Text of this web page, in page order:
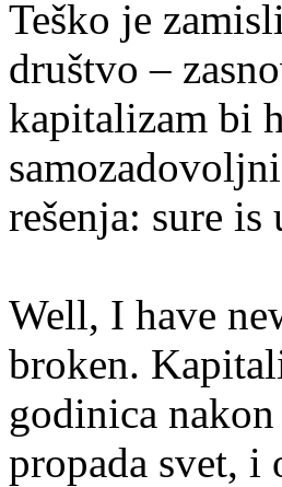
Teško je
društvo –
kapitalizam bi
rešenja: sure
Well, I have
broken.
godinica
propada svet, i